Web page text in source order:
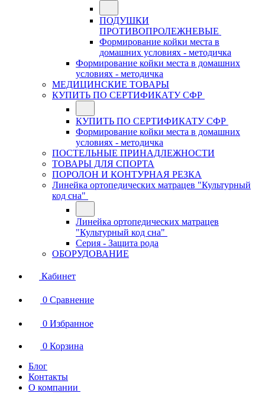
ПОДУШКИ
ПРОТИВОПРОЛЕЖНЕВЫЕ
Формирование койки места в
домашних условиях - методичка
Формирование койки места в домашних
условиях - методичка
МЕДИЦИНСКИЕ ТОВАРЫ
КУПИТЬ ПО СЕРТИФИКАТУ СФР
КУПИТЬ ПО СЕРТИФИКАТУ СФР
Формирование койки места в домашних
условиях - методичка
ПОСТЕЛЬНЫЕ ПРИНАДЛЕЖНОСТИ
ТОВАРЫ ДЛЯ СПОРТА
ПОРОЛОН И КОНТУРНАЯ РЕЗКА
Линейка ортопедических матрацев "Культурный
код сна"
Линейка ортопедических матрацев
"Культурный код сна"
Серия - Защита рода
ОБОРУДОВАНИЕ
Кабинет
0 Сравнение
0 Избранное
0 Корзина
Блог
Контакты
О компании